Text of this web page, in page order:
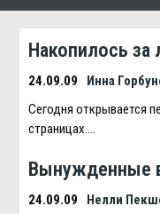
Накопилось за
24.09.09 Инна
Сегодня открывается
страницах….
Вынужденные
24.09.09 Нелли